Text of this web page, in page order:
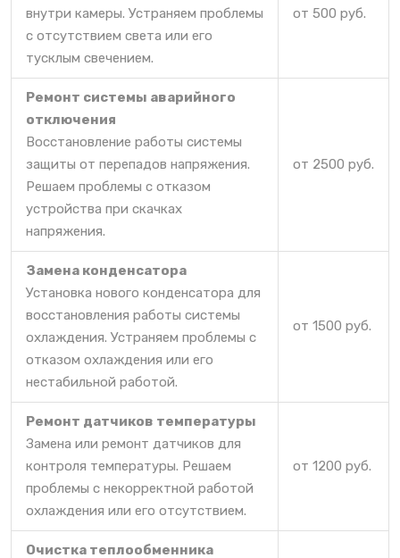
внутри камеры. Устраняем проблемы
с отсутствием света или его
тусклым свечением.
от 500 руб.
Ремонт системы аварийного
отключения
Восстановление работы системы
защиты от перепадов напряжения.
Решаем проблемы с отказом
устройства при скачках
напряжения.
от 2500 руб.
Замена конденсатора
Установка нового конденсатора для
восстановления работы системы
охлаждения. Устраняем проблемы с
отказом охлаждения или его
нестабильной работой.
от 1500 руб.
Ремонт датчиков температуры
Замена или ремонт датчиков для
контроля температуры. Решаем
проблемы с некорректной работой
охлаждения или его отсутствием.
от 1200 руб.
Очистка теплообменника